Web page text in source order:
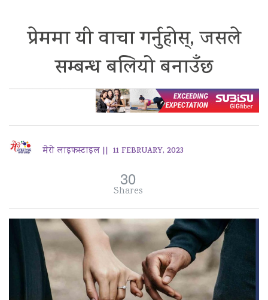
प्रेममा यी वाचा गर्नुहोस्, जसले
सम्बन्ध बलियो बनाउँछ
मेरो लाइफस्टाइल || 11 FEBRUARY, 2023
30
Shares